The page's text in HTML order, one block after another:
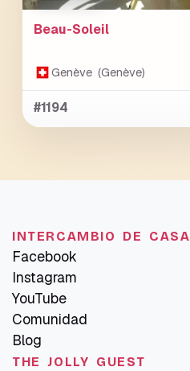
Beau-Soleil
Genève (Genève)
#1194
INTERCAMBIO DE CASA
Facebook
Instagram
YouTube
Comunidad
Blog
THE JOLLY GUEST